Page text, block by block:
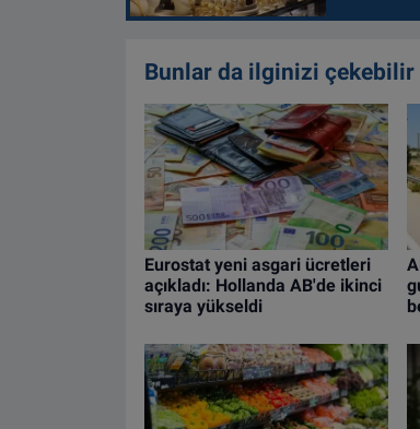
Bunlar da ilginizi çekebilir
Eurostat yeni asgari ücretleri
açıkladı: Hollanda AB'de ikinci
sıraya yükseldi